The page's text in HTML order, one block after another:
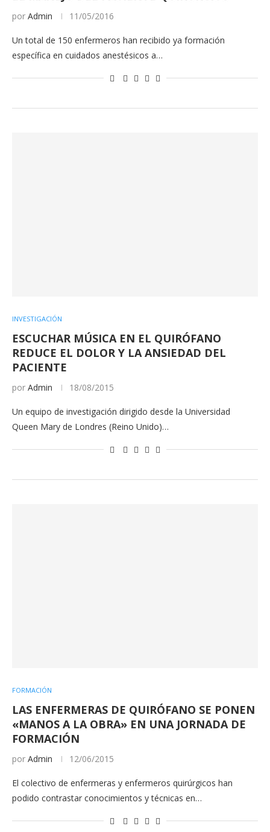
por Admin 11/05/2016
Un total de 150 enfermeros han recibido ya formación
específica en cuidados anestésicos a…
INVESTIGACIÓN
ESCUCHAR MÚSICA EN EL QUIRÓFANO
REDUCE EL DOLOR Y LA ANSIEDAD DEL
PACIENTE
por Admin 18/08/2015
Un equipo de investigación dirigido desde la Universidad
Queen Mary de Londres (Reino Unido)…
FORMACIÓN
LAS ENFERMERAS DE QUIRÓFANO SE PONEN
«MANOS A LA OBRA» EN UNA JORNADA DE
FORMACIÓN
por Admin 12/06/2015
El colectivo de enfermeras y enfermeros quirúrgicos han
podido contrastar conocimientos y técnicas en…